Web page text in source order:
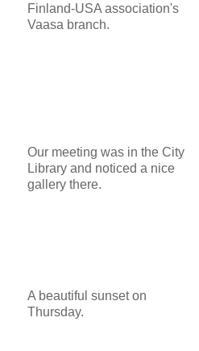
Finland-USA association's
Vaasa branch.
Our meeting was in the City
Library and noticed a nice
gallery there.
A beautiful sunset on
Thursday.